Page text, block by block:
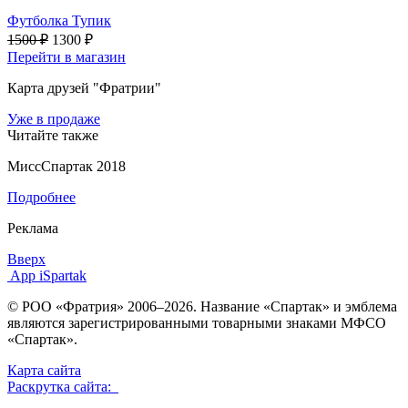
Футболка Тупик
1500 ₽ 1300 ₽
Перейти в магазин
Карта друзей "Фратрии"
Уже в продаже
Читайте также
МиссСпартак 2018
Подробнее
Реклама
Вверх
App iSpartak
© РОО «Фратрия» 2006–2026. Название «Спартак» и эмблема
являются зарегистрированными товарными знаками МФСО
«Спартак».
Карта сайта
Раскрутка сайта: